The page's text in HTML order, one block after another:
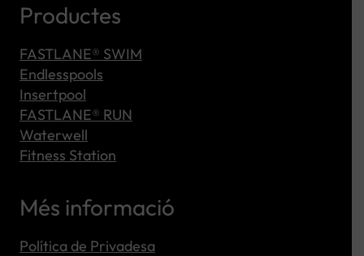
Productes
FASTLANE® SWIM
Endlesspools
Insertpool
FASTLANE® RUN
Waterwell
Fitness Station
Més informació
Política de Privadesa